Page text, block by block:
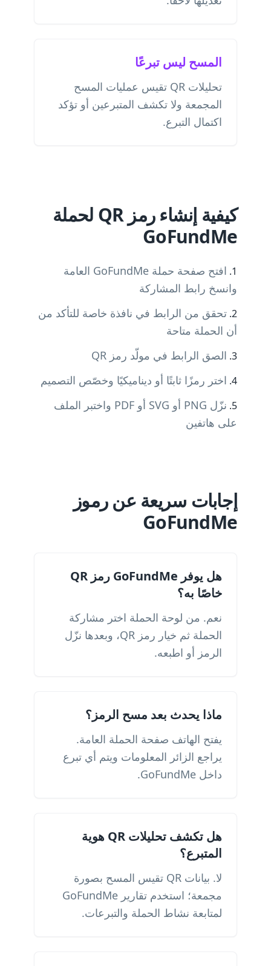
المسح ليس تبرعًا
تحليلات QR تقيس عمليات المسح
المجمعة ولا تكشف المتبرعين أو تؤكد
اكتمال التبرع.
كيفية إنشاء رمز QR لحملة
GoFundMe
افتح صفحة حملة GoFundMe العامة
وانسخ رابط المشاركة
تحقق من الرابط في نافذة خاصة للتأكد من
أن الحملة متاحة
الصق الرابط في مولّد رمز QR
اختر رمزًا ثابتًا أو ديناميكيًا وخصّص التصميم
نزّل PNG أو SVG أو PDF واختبر الملف
على هاتفين
إجابات سريعة عن رموز
GoFundMe
هل يوفر GoFundMe رمز QR
خاصًا به؟
نعم. من لوحة الحملة اختر مشاركة
الحملة ثم خيار رمز QR، وبعدها نزّل
الرمز أو اطبعه.
ماذا يحدث بعد مسح الرمز؟
يفتح الهاتف صفحة الحملة العامة.
يراجع الزائر المعلومات ويتم أي تبرع
داخل GoFundMe.
هل تكشف تحليلات QR هوية
المتبرع؟
لا. بيانات QR تقيس المسح بصورة
مجمعة؛ استخدم تقارير GoFundMe
لمتابعة نشاط الحملة والتبرعات.